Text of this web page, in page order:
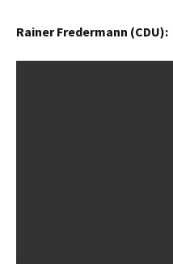
Rainer Fredermann (CDU):